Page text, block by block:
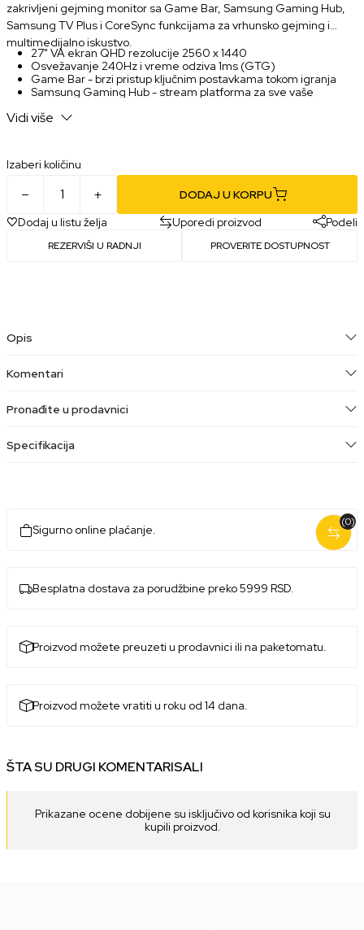
zakrivljeni gejming monitor sa Game Bar, Samsung Gaming Hub,
Samsung TV Plus i CoreSync funkcijama za vrhunsko gejming i
multimedijalno iskustvo.
27" VA ekran QHD rezolucije 2560 x 1440
Osvežavanje 240Hz i vreme odziva 1ms (GTG)
Game Bar - brzi pristup ključnim postavkama tokom igranja
Samsung Gaming Hub - stream platforma za sve vaše
Samsung TV Plus - pristup raznovrsnim TV kanalima
Podešavanje za nagib, visinu, pivot, swivel i mogućnost VESA
montaže
Vidi više
Izaberi količinu
DODAJ U KORPU
Dodaj u listu želja
Uporedi proizvod Podeli
REZERVIŠI U RADNJI PROVERITE DOSTUPNOST
(0)
Opis
Komentari
Pronađite u prodavnici
Specifikacija
Sigurno online plaćanje.
Besplatna dostava za porudžbine preko 5999 RSD.
Proizvod možete preuzeti u prodavnici ili na paketomatu.
Proizvod možete vratiti u roku od 14 dana.
ŠTA SU DRUGI KOMENTARISALI
Prikazane ocene dobijene su isključivo od korisnika koji su
kupili proizvod.